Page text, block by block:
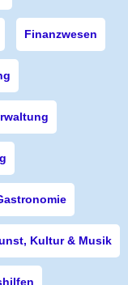
Finanzwesen
Kultur & Musik